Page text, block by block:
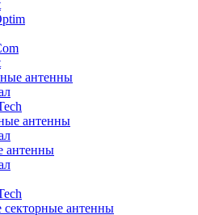
антенны
антенны
антенны
антенны